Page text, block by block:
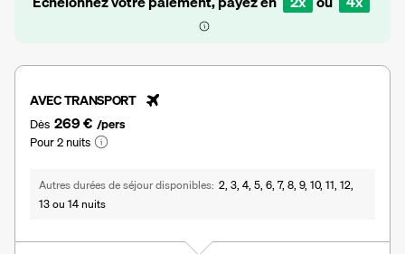
AVEC TRANSPORT
Dès 269 € /pers
Pour 2 nuits
Autres durées de séjour disponibles 2, 3, 4, 5, 6, 7, 8, 9, 10, 11, 12,
13 ou 14 nuits